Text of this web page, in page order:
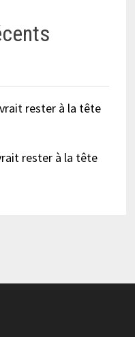
rester à la tête
rester à la tête